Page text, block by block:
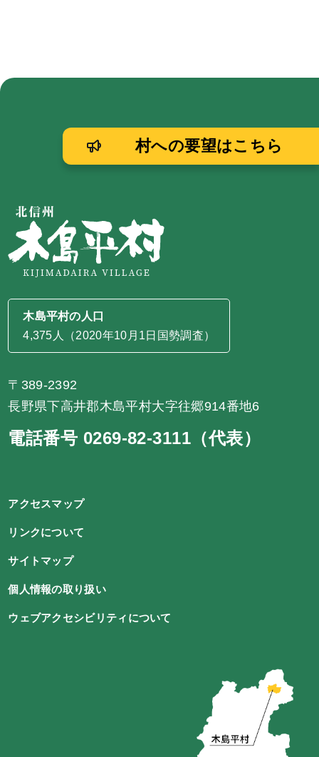
木島平村の人口
4,375人（2020年10月1日国勢調査）
〒389-2392
長野県下高井郡木島平村大字往郷914番地6
電話番号 0269-82-3111（代表）
村への要望はこちら
アクセスマップ
リンクについて
サイトマップ
個人情報の取り扱い
ウェブアクセシビリティについて